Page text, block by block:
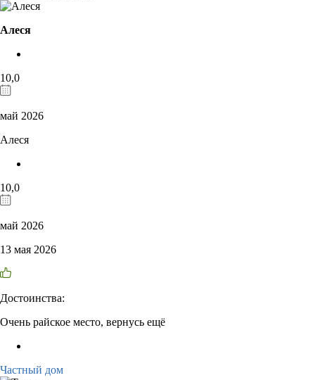
Алеся
10,0
май 2026
Алеся
10,0
май 2026
13 мая 2026
Достоинства:
Очень райское место, вернусь ещё
Частный дом